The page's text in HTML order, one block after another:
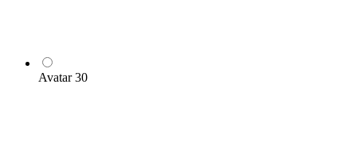
Avatar 30